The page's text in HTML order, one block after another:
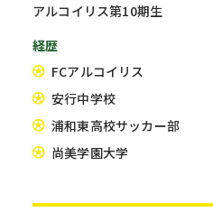
アルコイリス第10期生
経歴
FCアルコイリス
安行中学校
浦和東高校サッカー部
尚美学園大学